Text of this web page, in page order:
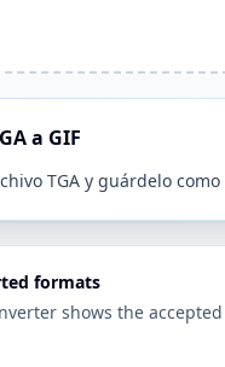
a GIF
TGA y guárdelo como
formats
shows the